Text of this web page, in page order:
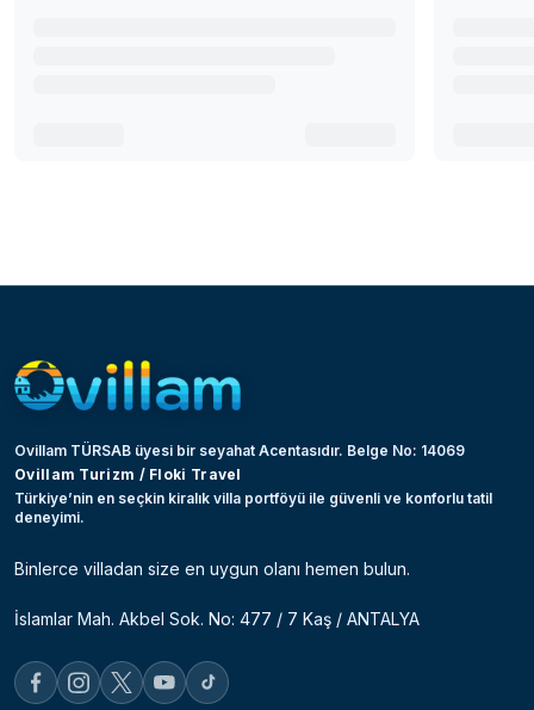
Ovillam TÜRSAB üyesi bir seyahat Acentasıdır. Belge No: 14069
Ovillam Turizm / Floki Travel
Türkiye’nin en seçkin kiralık villa portföyü ile güvenli ve konforlu tatil
deneyimi.
Binlerce villadan size en uygun olanı hemen bulun.
İslamlar Mah. Akbel Sok. No: 477 / 7 Kaş / ANTALYA